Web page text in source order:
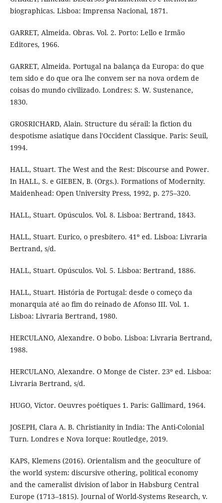
biographicas. Lisboa: Imprensa Nacional, 1871.
GARRET, Almeida. Obras. Vol. 2. Porto: Lello e Irmão
Editores, 1966.
GARRET, Almeida. Portugal na balança da Europa: do que
tem sido e do que ora lhe convem ser na nova ordem de
coisas do mundo civilizado. Londres: S. W. Sustenance,
1830.
GROSRICHARD, Alain. Structure du sérail: la fiction du
despotisme asiatique dans l'Occident Classique. Paris: Seuil,
1994.
HALL, Stuart. The West and the Rest: Discourse and Power.
In HALL, S. e GIEBEN, B. (Orgs.). Formations of Modernity.
Maidenhead: Open University Press, 1992, p. 275–320.
HALL, Stuart. Opúsculos. Vol. 8. Lisboa: Bertrand, 1843.
HALL, Stuart. Eurico, o presbítero. 41º ed. Lisboa: Livraria
Bertrand, s/d.
HALL, Stuart. Opúsculos. Vol. 5. Lisboa: Bertrand, 1886.
HALL, Stuart. História de Portugal: desde o começo da
monarquia até ao fim do reinado de Afonso III. Vol. 1.
Lisboa: Livraria Bertrand, 1980.
HERCULANO, Alexandre. O bobo. Lisboa: Livraria Bertrand,
1988.
HERCULANO, Alexandre. O Monge de Cister. 23º ed. Lisboa:
Livraria Bertrand, s/d.
HUGO, Victor. Oeuvres poétiques 1. Paris: Gallimard, 1964.
JOSEPH, Clara A. B. Christianity in India: The Anti-Colonial
Turn. Londres e Nova Iorque: Routledge, 2019.
KAPS, Klemens (2016). Orientalism and the geoculture of
the world system: discursive othering, political economy
and the cameralist division of labor in Habsburg Central
Europe (1713–1815). Journal of World-Systems Research, v.